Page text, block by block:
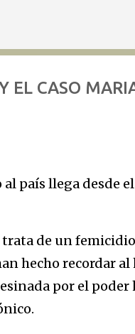
EL CASO
país llega desde
de un
hecho recordar al
por el poder